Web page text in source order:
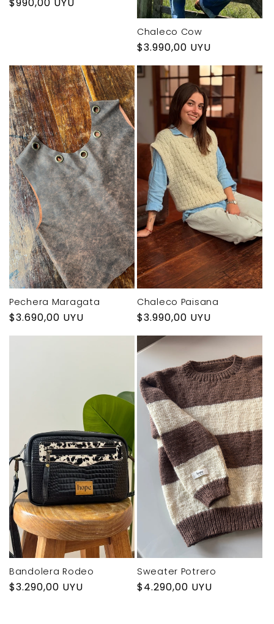
Chaleco Cow
Precio
habitual
$3.990,00 UYU
Pechera Maragata
Precio
habitual
$3.690,00 UYU
Chaleco Paisana
Precio
habitual
$3.990,00 UYU
Bandolera Rodeo
Precio
$3.290,00 UYU
Sweater Potrero
Precio
$4.290,00 UYU